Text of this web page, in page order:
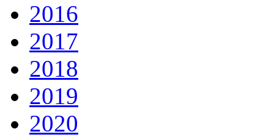
2016
2017
2018
2019
2020